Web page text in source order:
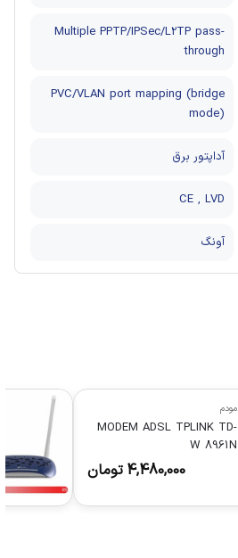
Multiple PPTP/IPSec/L2TP pass-
through
PVC/VLAN port mapping (bridge
mode)
آداپتور برق
CE , LVD
آونگ
مودم
MODEM ADSL TPLINK TD-
W 8961N
4,480,000 تومان